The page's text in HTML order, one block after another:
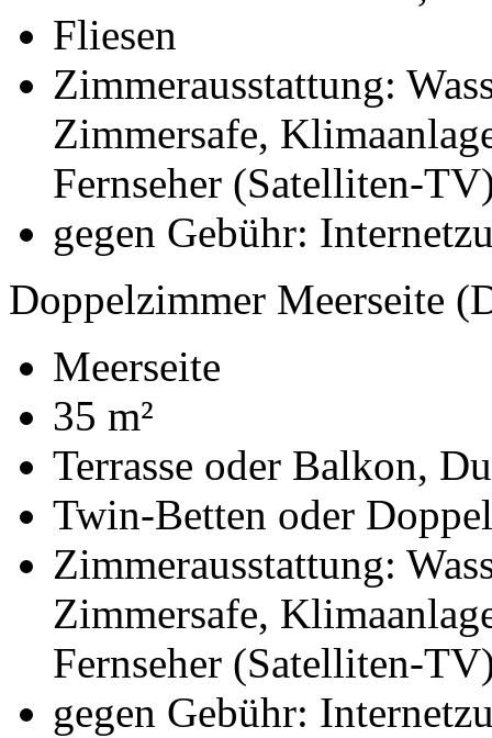
Fliesen
Zimmerausstattung:
Zimmersafe,
Fernseher (Satelliten-
gegen Gebühr:
Doppelzimmer Meerseite
Meerseite
35 m²
Terrasse oder Balkon,
Twin-Betten oder
Zimmerausstattung:
Zimmersafe,
Fernseher (Satelliten-
gegen Gebühr: